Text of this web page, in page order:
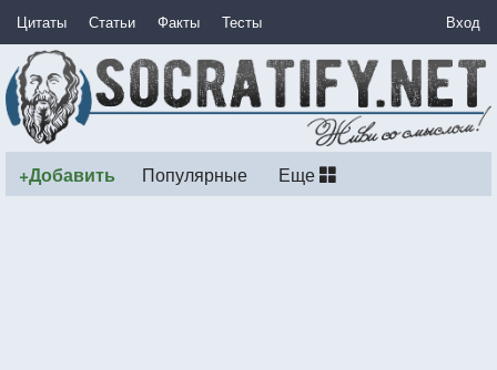
Цитаты Статьи Факты Тесты Вход
+Добавить Популярные Еще